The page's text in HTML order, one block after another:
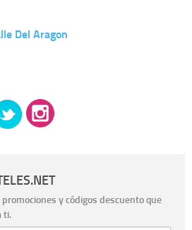
Del Aragon
y códigos descuento que
ti.